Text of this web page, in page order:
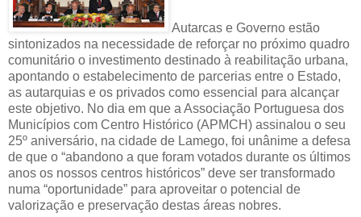
Autarcas e Governo estão
sintonizados na necessidade de reforçar no próximo quadro
comunitário o investimento destinado à reabilitação urbana,
apontando o estabelecimento de parcerias entre o Estado,
as autarquias e os privados como essencial para alcançar
este objetivo. No dia em que a Associação Portuguesa dos
Municípios com Centro Histórico (APMCH) assinalou o seu
25º aniversário, na cidade de Lamego, foi unânime a defesa
de que o “abandono a que foram votados durante os últimos
anos os nossos centros históricos” deve ser transformado
numa “oportunidade” para aproveitar o potencial de
valorização e preservação destas áreas nobres.